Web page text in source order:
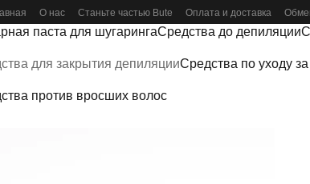
О нас Станьте частью Bute Оплата и доставка
паста для шугарингаСредства до депиляции
для закрытия депиляцииСредства по уходу
против вросших волос